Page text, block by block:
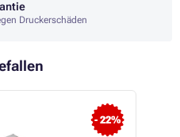
Druckerschäden
- 22%